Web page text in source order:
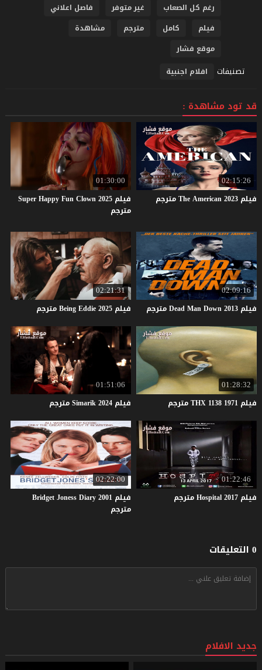
رغم كل الصعاب
غير متوفر
فاصل اعلاني
فيلم
كامل مترجم
مشاهدة
موقع فشار
تصنيفات افلام اجنبية
قد تود مشاهدة :
02:15:26
فيلم TheAmerican2023 مترجم
01:30:00
فيلم Super Happy Fun Clown 2025
مترجم
02:09:16
فيلم DeadManDown2013 مترجم
02:21:31
فيلم BeingEddie2025 مترجم
01:28:32
فيلم THX 1138 1971 مترجم
01:51:06
فيلم Simarik2024 مترجم
01:22:46
فيلم Hospital2017 مترجم
02:22:00
فيلم Bridget Joness Diary 2001
مترجم
0 التعليقات
جديد الافلام